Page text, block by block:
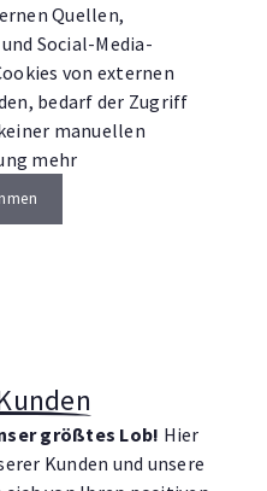
Quellen,
Social-Media-
von externen
bedarf der Zugriff
manuellen
mehr
größtes Lob! Hier
Kunden und unsere